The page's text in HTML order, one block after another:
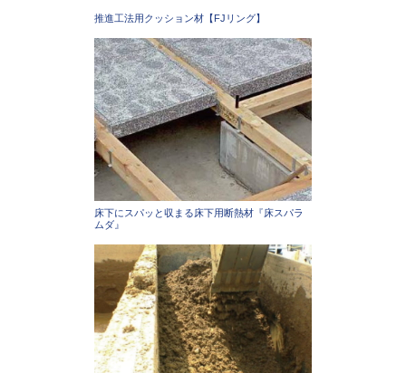
推進工法用クッション材【FJリング】
床下にスパッと収まる床下用断熱材『床スパラ
ムダ』